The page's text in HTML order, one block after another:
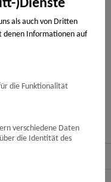
)Dienste
als auch von Dritten
denen Informationen auf
Endgerät abgerufen
Statistik-Cookies. Bei
solche, die technisch
Dienst
nur auf Grund einer von
ist freiwillig.
vollendet haben,
Sie können Ihre
auf und ändern Sie Ihre
die Funktionalität
verschiedene Daten
die Identität des
macht in